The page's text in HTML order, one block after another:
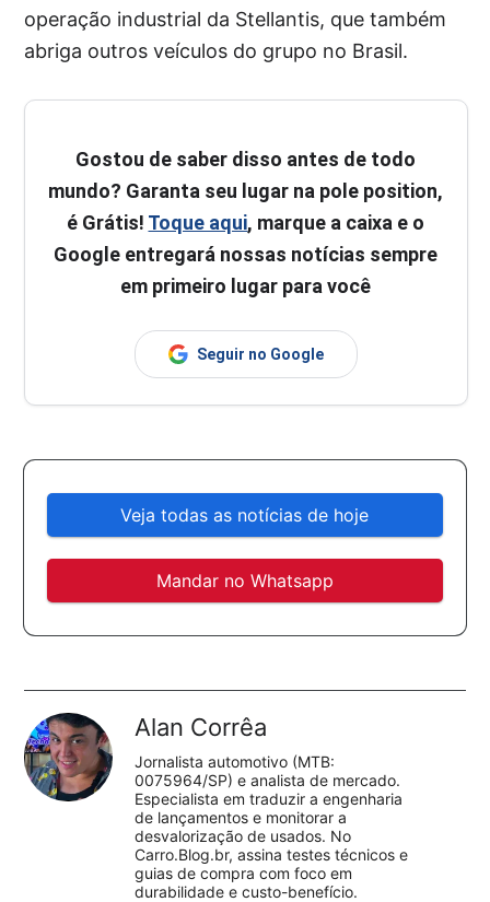
operação industrial da Stellantis, que também
abriga outros veículos do grupo no Brasil.
Gostou de saber disso antes de todo
mundo? Garanta seu lugar na pole position,
é Grátis! Toque aqui, marque a caixa e o
Google entregará nossas notícias sempre
em primeiro lugar para você
Seguir no Google
Veja todas as notícias de hoje
Mandar no Whatsapp
Alan Corrêa
Jornalista automotivo (MTB:
0075964/SP) e analista de mercado.
Especialista em traduzir a engenharia
de lançamentos e monitorar a
desvalorização de usados. No
Carro.Blog.br, assina testes técnicos e
guias de compra com foco em
durabilidade e custo-benefício.